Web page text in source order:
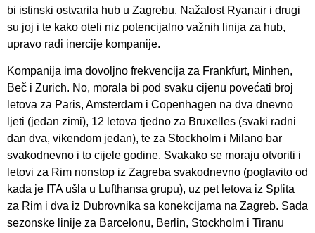
bi istinski ostvarila hub u Zagrebu. Nažalost Ryanair i drugi
su joj i te kako oteli niz potencijalno važnih linija za hub,
upravo radi inercije kompanije.
Kompanija ima dovoljno frekvencija za Frankfurt, Minhen,
Beč i Zurich. No, morala bi pod svaku cijenu povećati broj
letova za Paris, Amsterdam i Copenhagen na dva dnevno
ljeti (jedan zimi), 12 letova tjedno za Bruxelles (svaki radni
dan dva, vikendom jedan), te za Stockholm i Milano bar
svakodnevno i to cijele godine. Svakako se moraju otvoriti i
letovi za Rim nonstop iz Zagreba svakodnevno (poglavito od
kada je ITA ušla u Lufthansa grupu), uz pet letova iz Splita
za Rim i dva iz Dubrovnika sa konekcijama na Zagreb. Sada
sezonske linije za Barcelonu, Berlin, Stockholm i Tiranu